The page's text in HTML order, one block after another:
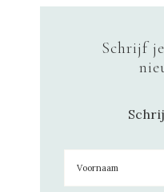
Schrijf